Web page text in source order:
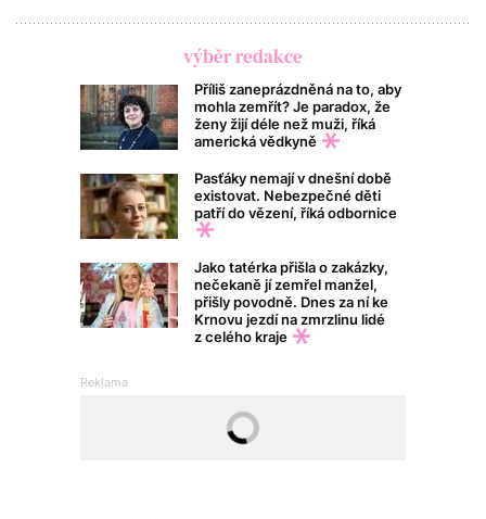
výběr redakce
Příliš zaneprázdněná na to, aby
mohla zemřít? Je paradox, že
ženy žijí déle než muži, říká
americká vědkyně
Pasťáky nemají v dnešní době
existovat. Nebezpečné děti
patří do vězení, říká odbornice
Jako tatérka přišla o zakázky,
nečekaně jí zemřel manžel,
přišly povodně. Dnes za ní ke
Krnovu jezdí na zmrzlinu lidé
z celého kraje